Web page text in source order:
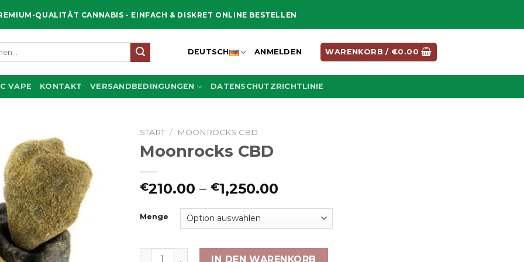
QUALITÄT CANNABIS - EINFACH & DISKRET ONLINE BESTELLEN
DEUTSCH ANMELDEN WARENKORB / €0.00
VAPE KONTAKT VERSANDBEDINGUNGEN DATENSCHUTZRICHTLINIE
START / MOONROCKS CBD
Moonrocks CBD
€210.00 – €1,250.00
€1,250.00
Menge
Moonrocks CBD MengeIN DEN WARENKORB